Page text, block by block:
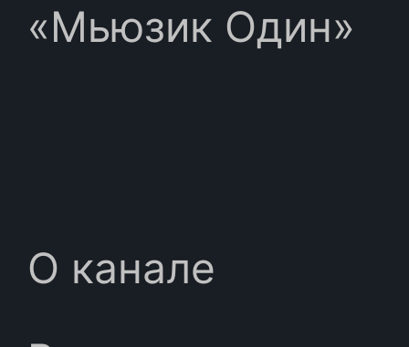
«Мьюзик Один»
О канале